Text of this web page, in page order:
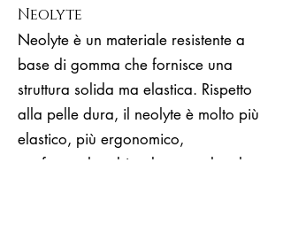
Neolyte
Neolyte è un materiale resistente a
base di gomma che fornisce una
struttura solida ma elastica. Rispetto
alla pelle dura, il neolyte è molto più
elastico, più ergonomico,
confortevole ed è adatto per lunghe